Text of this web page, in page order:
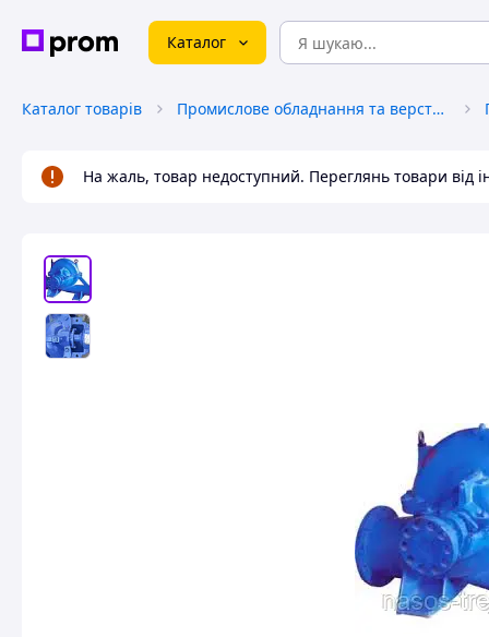
Каталог
Каталог товарів Промислове обладнання та верстати
На жаль, товар недоступний. Переглянь товари від